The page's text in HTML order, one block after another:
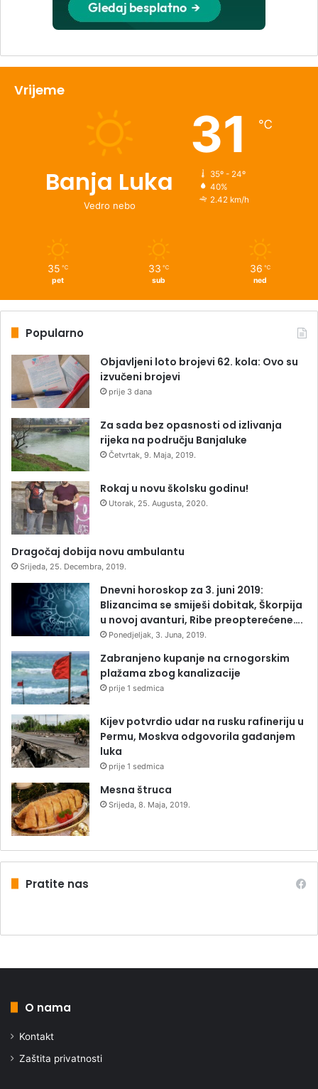
Vrijeme
Banja Luka
Vedro nebo
31 ℃
35º - 24º
40%
2.42 km/h
35 ℃
pet
33 ℃
sub
36 ℃
ned
Popularno
Objavljeni loto brojevi 62. kola: Ovo su
izvučeni brojevi
prije 3 dana
Za sada bez opasnosti od izlivanja
rijeka na području Banjaluke
Četvrtak, 9. Maja, 2019.
Rokaj u novu školsku godinu!
Utorak, 25. Augusta, 2020.
Dragočaj dobija novu ambulantu
Srijeda, 25. Decembra, 2019.
Dnevni horoskop za 3. juni 2019:
Blizancima se smiješi dobitak, Škorpija
u novoj avanturi, Ribe preopterećene….
Ponedjeljak, 3. Juna, 2019.
Zabranjeno kupanje na crnogorskim
plažama zbog kanalizacije
prije 1 sedmica
Kijev potvrdio udar na rusku rafineriju u
Permu, Moskva odgovorila gađanjem
luka
prije 1 sedmica
Mesna štruca
Srijeda, 8. Maja, 2019.
Pratite nas
O nama
Kontakt
Zaštita privatnosti